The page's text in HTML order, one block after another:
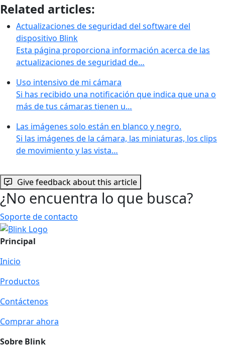
Related articles:
Actualizaciones de seguridad del software del
dispositivo Blink
Esta página proporciona información acerca de las
actualizaciones de seguridad de…
Uso intensivo de mi cámara
Si has recibido una notificación que indica que una o
más de tus cámaras tienen u…
Las imágenes solo están en blanco y negro.
Si las imágenes de la cámara, las miniaturas, los clips
de movimiento y las vista…
Give feedback about this article
¿No encuentra lo que busca?
Soporte de contacto
Principal
Inicio
Productos
Contáctenos
Comprar ahora
Sobre Blink